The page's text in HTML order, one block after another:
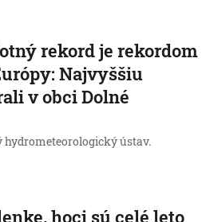
rekord je rekordom
Najvyššiu
v obci Dolné
ústav.
hoci sú celé leto